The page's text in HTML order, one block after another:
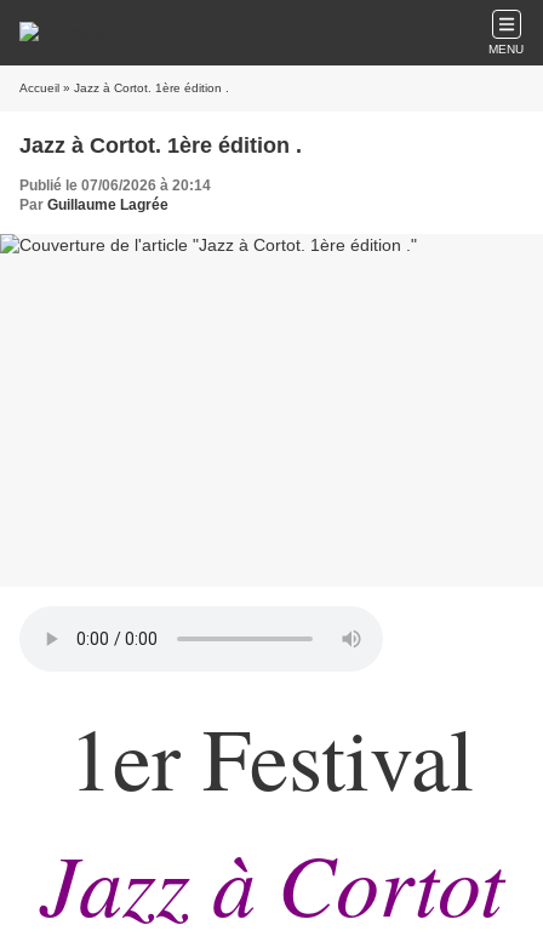
MENU
Accueil » Jazz à Cortot. 1ère édition .
Jazz à Cortot. 1ère édition .
Publié le 07/06/2026 à 20:14
Par Guillaume Lagrée
1er Festival
Jazz à Cortot